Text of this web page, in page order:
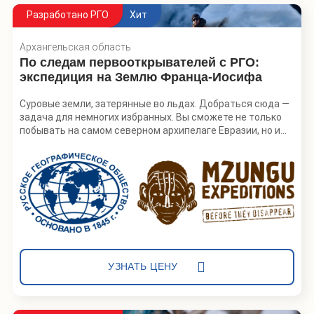
Разработано РГО Хит
Архангельская область
По следам первооткрывателей с РГО:
экспедиция на Землю Франца-Иосифа
Суровые земли, затерянные во льдах. Добраться сюда —
задача для немногих избранных. Вы сможете не только
побывать на самом северном архипелаге Евразии, но и
страницу исследований Арктики.
Земля Франца-Иосифа — удаленный архипелаг в
Северном Ледовитом океане, территория национального
парка «Русская Арктика». Здесь нет постоянного
населения, а большая часть территории покрыта
экспедицию на запад архипелага — остров Земля
Александры, путешественники смогут к ней
УЗНАТЬ ЦЕНУ